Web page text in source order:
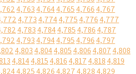
4,7634,7644,7654,7664,767
4,7734,7744,7754,7764,777
4,7834,7844,7854,7864,787
4,7934,7944,7954,7964,797
4,8034,8044,8054,8064,8074,808
4,8144,8154,8164,8174,8184,819
4,8254,8264,8274,8284,829